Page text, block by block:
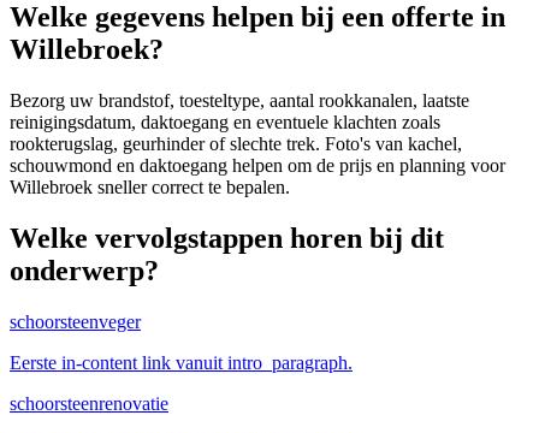
Welke gegevens helpen bij een offerte in
Willebroek?
Bezorg uw brandstof, toesteltype, aantal rookkanalen, laatste
reinigingsdatum, daktoegang en eventuele klachten zoals
rookterugslag, geurhinder of slechte trek. Foto's van kachel,
schouwmond en daktoegang helpen om de prijs en planning voor
Willebroek sneller correct te bepalen.
Welke vervolgstappen horen bij dit
onderwerp?
schoorsteenveger
Eerste in-content link vanuit intro_paragraph.
schoorsteenrenovatie